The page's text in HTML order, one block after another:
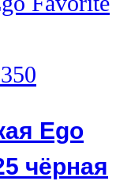
Ego
чёрная